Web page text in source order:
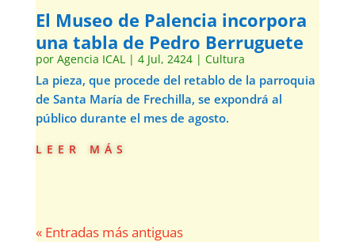
El Museo de Palencia incorpora
una tabla de Pedro Berruguete
por Agencia ICAL| 4 Jul, 2424| Cultura
La pieza, que procede del retablo de la parroquia
de Santa María de Frechilla, se expondrá al
público durante el mes de agosto.
leer más
« Entradas más antiguas